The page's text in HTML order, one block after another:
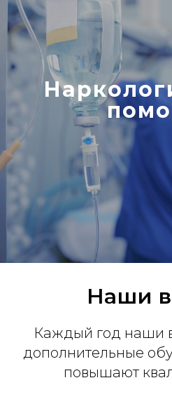
Наши
Каждый год наши
дополнительные
повышают